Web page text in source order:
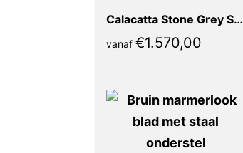
Calacatta Stone Grey Sienna Recht
vanaf €1.570,00